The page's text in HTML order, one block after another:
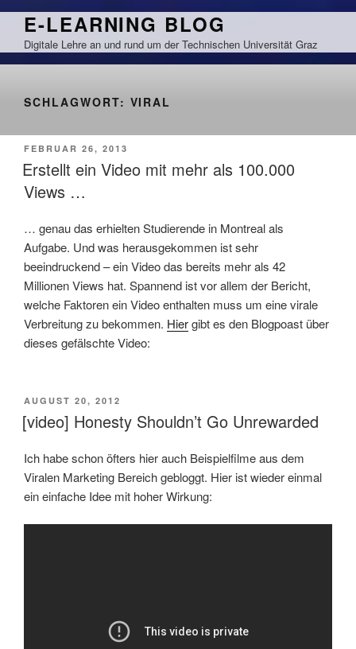
Zum
springen
E-LEARNING BLOG
Digitale Lehre an und rund um der Technischen Universität Graz
SCHLAGWORT: VIRAL
VERÖFFENTLICHT
AM
FEBRUAR 26, 2013
Erstellt ein Video mit mehr als 100.000
Views …
… genau das erhielten Studierende in Montreal als
Aufgabe. Und was herausgekommen ist sehr
beeindruckend – ein Video das bereits mehr als 42
Millionen Views hat. Spannend ist vor allem der Bericht,
welche Faktoren ein Video enthalten muss um eine virale
Verbreitung zu bekommen. Hiergibt es den Blogpoast über
dieses gefälschte Video:
VERÖFFENTLICHT
AM
AUGUST 20, 2012
[video] Honesty Shouldn’t Go Unrewarded
Ich habe schon öfters hier auch Beispielfilme aus dem
Viralen Marketing Bereich gebloggt. Hier ist wieder einmal
ein einfache Idee mit hoher Wirkung: